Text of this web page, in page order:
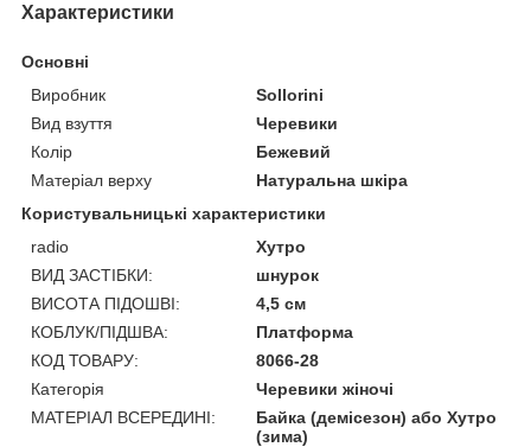
Характеристики
Основні
Виробник
Sollorini
Вид взуття
Черевики
Колір
Бежевий
Матеріал верху
Натуральна шкіра
Користувальницькі характеристики
radio
Хутро
ВИД ЗАСТІБКИ:
шнурок
ВИСОТА ПІДОШВІ:
4,5 см
КОБЛУК/ПІДШВА:
Платформа
КОД ТОВАРУ:
8066-28
Категорія
Черевики жіночі
МАТЕРІАЛ ВСЕРЕДИНІ:
Байка (демісезон) або Хутро
(зима)